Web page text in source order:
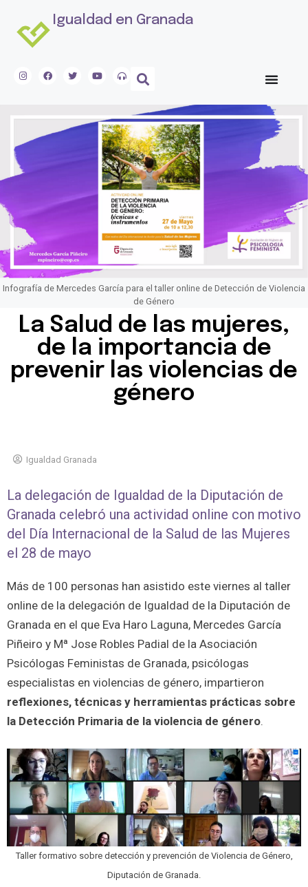
Igualdad en Granada
Infografía de Mercedes García para el taller online de Detección de Violencia
de Género
La Salud de las mujeres,
de la importancia de
prevenir las violencias de
género
Igualdad Granada
La delegación de Igualdad de la Diputación de
Granada celebró una actividad online con motivo
del Día Internacional de la Salud de las Mujeres
el 28 de mayo
Más de 100 personas han asistido este viernes al taller
online de la delegación de Igualdad de la Diputación de
Granada en el que Eva Haro Laguna, Mercedes García
Piñeiro y Mª Jose Robles Padial de la Asociación
Psicólogas Feministas de Granada, psicólogas
especialistas en violencias de género, impartieron
reflexiones, técnicas y herramientas prácticas sobre
la Detección Primaria de la violencia de género.
Taller formativo sobre detección y prevención de Violencia de Género,
Diputación de Granada.